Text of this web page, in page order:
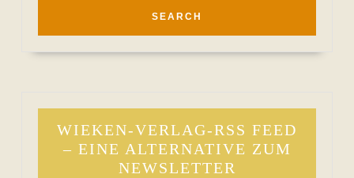
WIEKEN-VERLAG-RSS FEED
– EINE ALTERNATIVE ZUM
NEWSLETTER